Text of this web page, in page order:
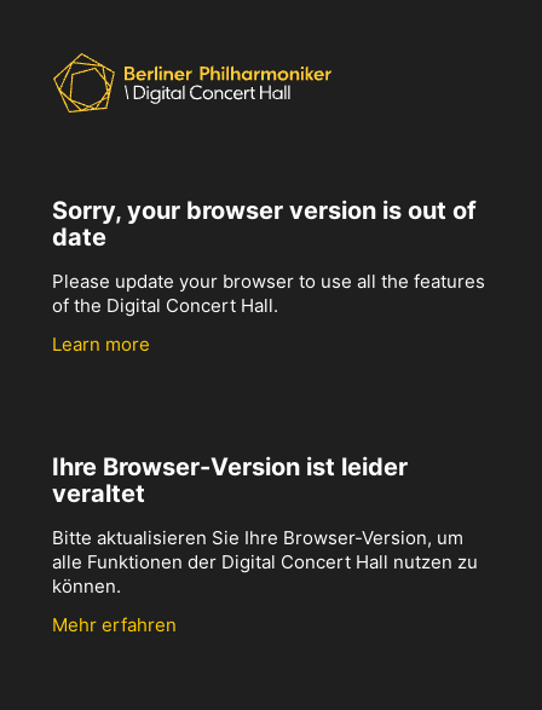
Sorry, your browser version is out of
date
Please update your browser to use all the features
of the Digital Concert Hall.
Learn more
Ihre Browser-Version ist leider
veraltet
Bitte aktualisieren Sie Ihre Browser-Version, um
alle Funktionen der Digital Concert Hall nutzen zu
können.
Mehr erfahren